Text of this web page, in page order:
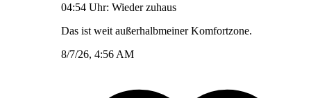
04:54 Uhr: Wieder zuhaus
Das ist weit außerhalbmeiner Komfortzone.
8/7/26, 4:56 AM